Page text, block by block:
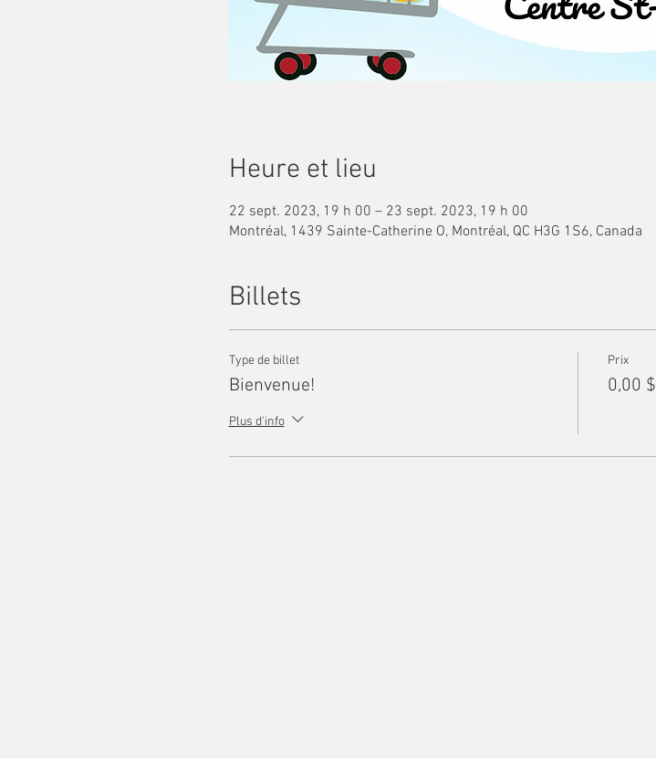
Heure et lieu
22 sept. 2023, 19 h 00 – 23 sept. 2023, 19 h 00
Montréal, 1439 Sainte-Catherine O, Montréal, QC H3G 1S6, Canada
Billets
Type de billet
Bienvenue!
Plus d'info
Prix
0,00 $